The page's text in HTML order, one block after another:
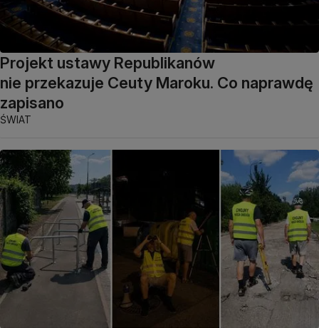
Projekt ustawy Republikanów
nie przekazuje Ceuty Maroku. Co naprawdę
zapisano
ŚWIAT